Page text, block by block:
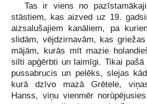
Tas ir viens no
stāstiem, kas aizved uz 19.
aizsalušajiem kanāliem, pa
slidām, vējdzirnavām, kas
mājām, kurās mīt mazie
silti apģērbti un laimīgi. Tikai pašā
pussabrucis un pelēks, slejas
kurā dzīvo mazā Grētele,
Hanss, viņu vienmēr